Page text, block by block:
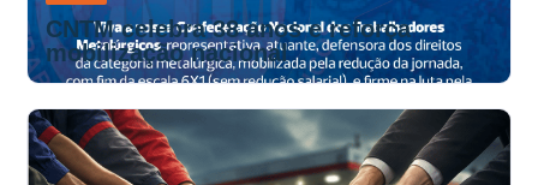
CNTM celebra 38 anos e reforça
mobilização nacional